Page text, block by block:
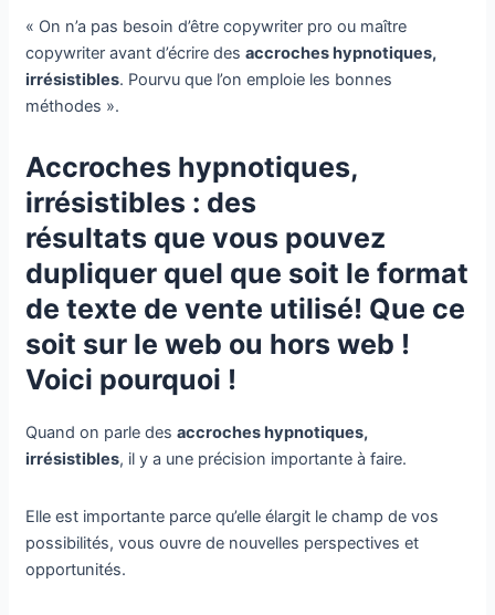
« On n’a pas besoin d’être copywriter pro ou maître
copywriter avant d’écrire desaccroches hypnotiques,
irrésistibles. Pourvu que l’on emploie les bonnes
méthodes ».
Accroches hypnotiques,
irrésistibles : des
résultats que vous pouvez
dupliquer quel que soit le format
de texte de vente utilisé! Que ce
soit sur le web ou hors web !
Voici pourquoi !
Quand on parle desaccroches hypnotiques,
irrésistibles, il y a une précision importante à faire.
Elle est importante parce qu’elle élargit le champ de vos
possibilités, vous ouvre de nouvelles perspectives et
opportunités.